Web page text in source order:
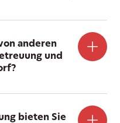
anderen
und
bieten Sie